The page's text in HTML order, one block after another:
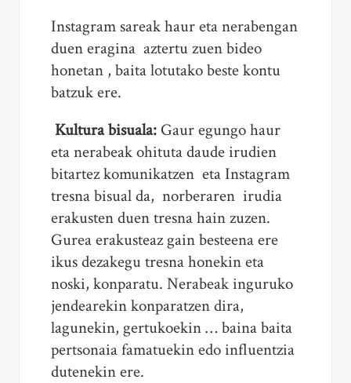
Instagram sareak haur eta nerabengan
duen eragina aztertu zuen bideo
honetan , baita lotutako beste kontu
batzuk ere.
Kultura bisuala: Gaur egungo haur
eta nerabeak ohituta daude irudien
bitartez komunikatzen eta Instagram
tresna bisual da, norberaren irudia
erakusten duen tresna hain zuzen.
Gurea erakusteaz gain besteena ere
ikus dezakegu tresna honekin eta
noski, konparatu. Nerabeak inguruko
jendearekin konparatzen dira,
lagunekin, gertukoekin … baina baita
pertsonaia famatuekin edo influentzia
dutenekin ere.